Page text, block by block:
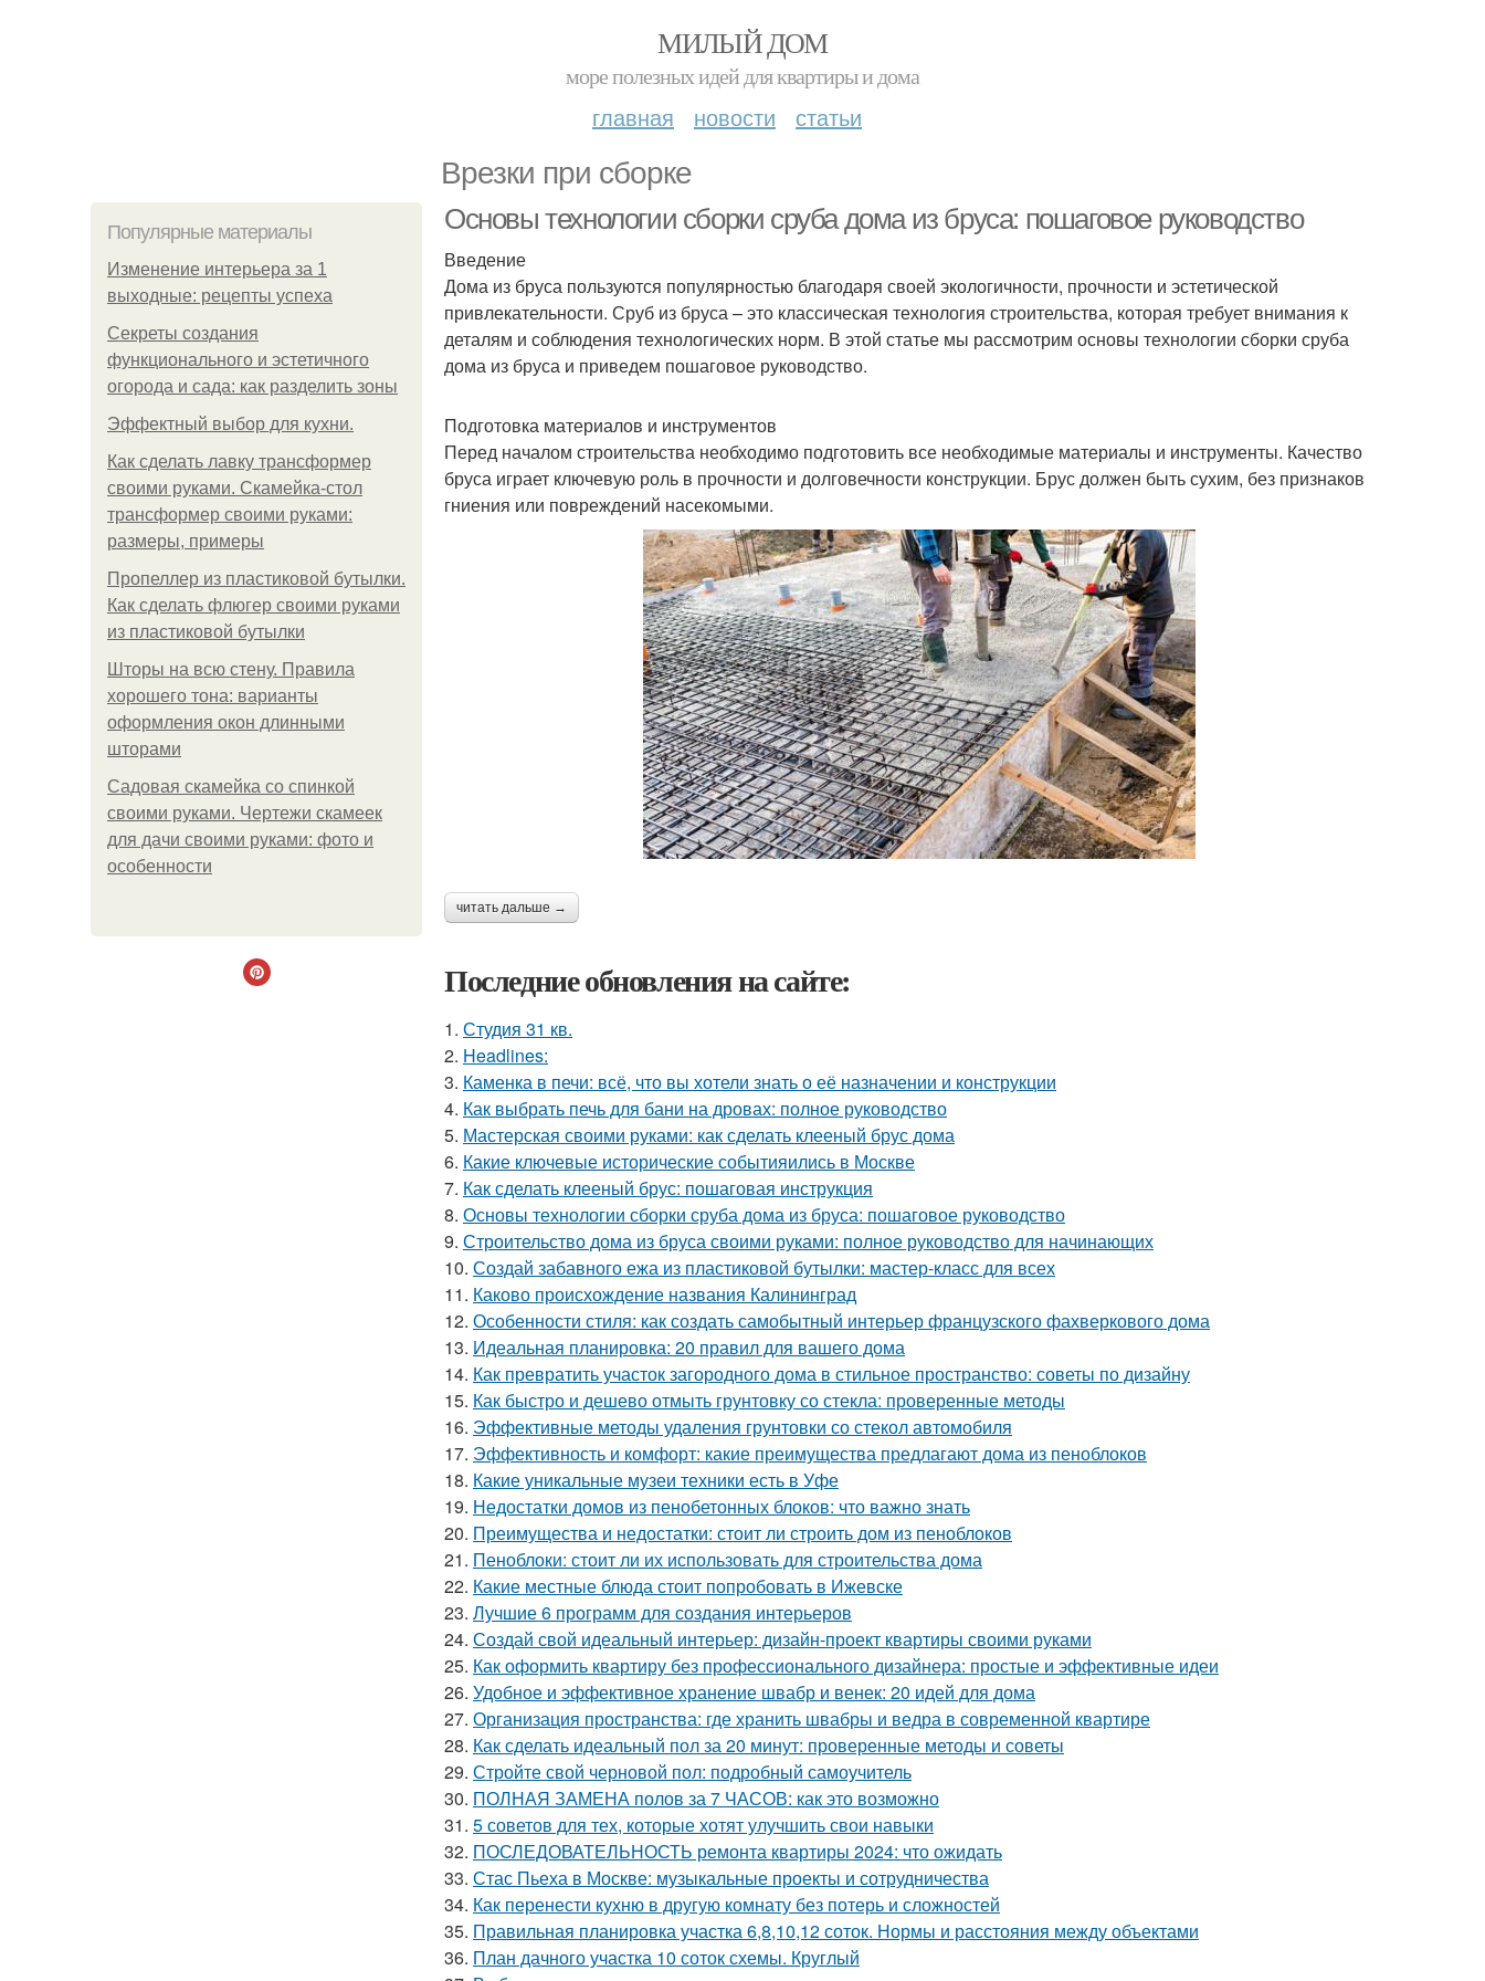
МИЛЫЙ ДОМ
море полезных идей для квартиры и дома
главная новости статьи
Врезки при сборке
Популярные материалы
Изменение интерьера за 1
выходные: рецепты успеха
Секреты создания
функционального и эстетичного
огорода и сада: как разделить зоны
Эффектный выбор для кухни.
Как сделать лавку трансформер
своими руками. Скамейка-стол
трансформер своими руками:
размеры, примеры
Пропеллер из пластиковой бутылки.
Как сделать флюгер своими руками
из пластиковой бутылки
Шторы на всю стену. Правила
хорошего тона: варианты
оформления окон длинными
шторами
Садовая скамейка со спинкой
своими руками. Чертежи скамеек
для дачи своими руками: фото и
особенности
Основы технологии сборки сруба дома из бруса: пошаговое руководство
Введение
Дома из бруса пользуются популярностью благодаря своей экологичности, прочности и эстетической
привлекательности. Сруб из бруса – это классическая технология строительства, которая требует внимания к
деталям и соблюдения технологических норм. В этой статье мы рассмотрим основы технологии сборки сруба
дома из бруса и приведем пошаговое руководство.
Подготовка материалов и инструментов
Перед началом строительства необходимо подготовить все необходимые материалы и инструменты. Качество
бруса играет ключевую роль в прочности и долговечности конструкции. Брус должен быть сухим, без признаков
гниения или повреждений насекомыми.
читать дальше →
Последние обновления на сайте:
1. Студия 31 кв.
2. Headlines:
3. Каменка в печи: всё, что вы хотели знать о её назначении и конструкции
4. Как выбрать печь для бани на дровах: полное руководство
5. Мастерская своими руками: как сделать клееный брус дома
6. Какие ключевые исторические событияились в Москве
7. Как сделать клееный брус: пошаговая инструкция
8. Основы технологии сборки сруба дома из бруса: пошаговое руководство
9. Строительство дома из бруса своими руками: полное руководство для начинающих
10. Создай забавного ежа из пластиковой бутылки: мастер-класс для всех
11. Каково происхождение названия Калининград
12. Особенности стиля: как создать самобытный интерьер французского фахверкового дома
13. Идеальная планировка: 20 правил для вашего дома
14. Как превратить участок загородного дома в стильное пространство: советы по дизайну
15. Как быстро и дешево отмыть грунтовку со стекла: проверенные методы
16. Эффективные методы удаления грунтовки со стекол автомобиля
17. Эффективность и комфорт: какие преимущества предлагают дома из пеноблоков
18. Какие уникальные музеи техники есть в Уфе
19. Недостатки домов из пенобетонных блоков: что важно знать
20. Преимущества и недостатки: стоит ли строить дом из пеноблоков
21. Пеноблоки: стоит ли их использовать для строительства дома
22. Какие местные блюда стоит попробовать в Ижевске
23. Лучшие 6 программ для создания интерьеров
24. Создай свой идеальный интерьер: дизайн-проект квартиры своими руками
25. Как оформить квартиру без профессионального дизайнера: простые и эффективные идеи
26. Удобное и эффективное хранение швабр и венек: 20 идей для дома
27. Организация пространства: где хранить швабры и ведра в современной квартире
28. Как сделать идеальный пол за 20 минут: проверенные методы и советы
29. Стройте свой черновой пол: подробный самоучитель
30. ПОЛНАЯ ЗАМЕНА полов за 7 ЧАСОВ: как это возможно
31. 5 советов для тех, которые хотят улучшить свои навыки
32. ПОСЛЕДОВАТЕЛЬНОСТЬ ремонта квартиры 2024: что ожидать
33. Стас Пьеха в Москве: музыкальные проекты и сотрудничества
34. Как перенести кухню в другую комнату без потерь и сложностей
35. Правильная планировка участка 6,8,10,12 соток. Нормы и расстояния между объектами
36. План дачного участка 10 соток схемы. Круглый